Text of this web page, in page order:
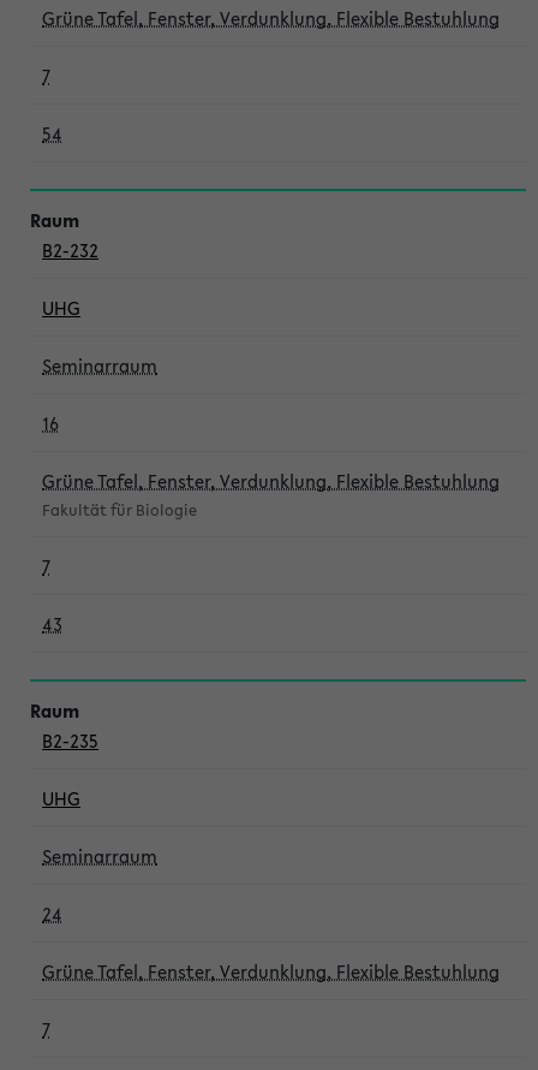
Grüne Tafel, Fenster, Verdunklung, Flexible Bestuhlung
7
54
B2-232
UHG
Seminarraum
16
Grüne Tafel, Fenster, Verdunklung, Flexible Bestuhlung
Fakultät für Biologie
7
43
B2-235
UHG
Seminarraum
24
Grüne Tafel, Fenster, Verdunklung, Flexible Bestuhlung
7